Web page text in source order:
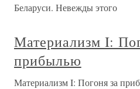
Беларуси. Невежды этого
Материализм I:
прибылью
Материализм I: Погоня за